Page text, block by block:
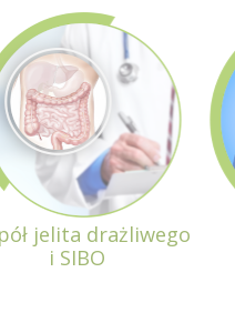
jelita drażliwego
i SIBO